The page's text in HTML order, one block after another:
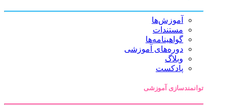
آموزش‌ها
مستندات
گواهینامه‌ها
دوره‌های آموزشی
وبلاگ
پادکست
توانمندسازی آموزشی